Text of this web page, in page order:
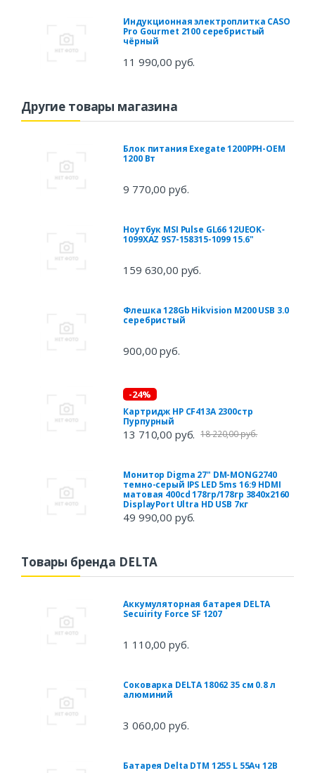
Индукционная электроплитка CASO
Pro Gourmet 2100 серебристый
чёрный
11 990,00 руб.
Другие товары магазина
Блок питания Exegate 1200PPH-OEM
1200 Вт
9 770,00 руб.
Ноутбук MSI Pulse GL66 12UEOK-
1099XAZ 9S7-158315-1099 15.6"
159 630,00 руб.
Флешка 128Gb Hikvision M200 USB 3.0
серебристый
900,00 руб.
-24%
Картридж HP CF413A 2300стр
Пурпурный
13 710,00 руб. 18 220,00 руб.
Монитор Digma 27" DM-MONG2740
темно-серый IPS LED 5ms 16:9 HDMI
матовая 400cd 178гр/178гр 3840x2160
DisplayPort Ultra HD USB 7кг
49 990,00 руб.
Товары бренда DELTA
Аккумуляторная батарея DELTA
Secuirity Force SF 1207
1 110,00 руб.
Соковарка DELTA 18062 35 см 0.8 л
алюминий
3 060,00 руб.
Батарея Delta DTM 1255 L 55Ач 12B